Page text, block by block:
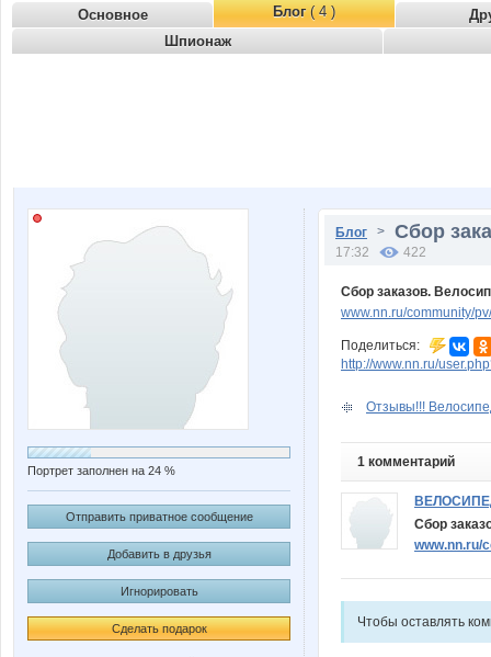
Основное Блог( 4 )
Шпионаж
Портрет заполнен на 24 %
Отправить приватное сообщение
Добавить в друзья
Игнорировать
Сделать подарок
Блог > Сбор
17:32 422
Сбор заказов.
www.nn.ru/community/
Поделиться:
http://www.nn.ru/
Отзывы!!!
1 комментарий
Сбор
www.nn.ru/
Чтобы оставлять